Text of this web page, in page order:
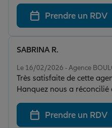
Prendre un RDV
Le 16/02/2026 - Agence
Très satisfaite de cette
Hanquez nous a réconcilié
accident il y a 1 mois et
disponible et a pris son
expliquer dans nos
SABRINA R.
Prendre un RDV